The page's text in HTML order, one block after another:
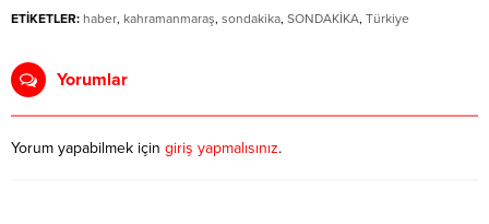
ETİKETLER: haber, kahramanmaraş, sondakika, SONDAKİKA, Türkiye
Yorumlar
Yorum yapabilmek için giriş yapmalısınız.